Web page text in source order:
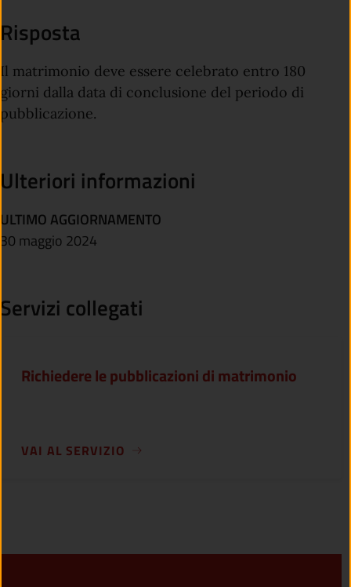
Risposta
Il matrimonio deve essere celebrato entro 180
giorni dalla data di conclusione del periodo di
pubblicazione.
Ulteriori informazioni
ULTIMO AGGIORNAMENTO
30 maggio 2024
Servizi collegati
Richiedere le pubblicazioni di matrimonio
VAI AL SERVIZIO